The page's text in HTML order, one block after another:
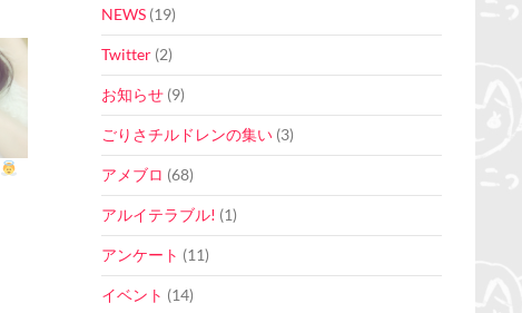
NEWS (19)
Twitter (2)
お知らせ (9)
ごりさチルドレンの集い (3)
アメブロ (68)
アルイテラブル! (1)
アンケート (11)
イベント (14)